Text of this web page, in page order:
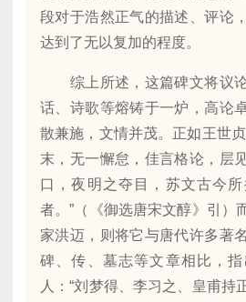
段对于浩然正气的描述、评论
达到了无以复加的程度。
综上所述，这篇碑文将议论
话、诗歌等熔铸于一炉，高论
散兼施，文情并茂。正如王世
末，无一懈怠，佳言格论，层
口，夜明之夺目，苏文古今
者。”（《御选唐宋文醇》引）
家洪迈，则将它与唐代许多著
碑、传、墓志等文章相比，
人：“刘梦得、李习之、皇甫持